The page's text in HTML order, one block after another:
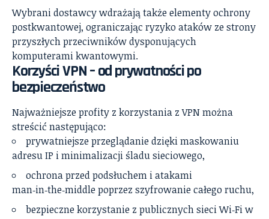
Wybrani dostawcy wdrażają także elementy ochrony
postkwantowej, ograniczając ryzyko ataków ze strony
przyszłych przeciwników dysponujących
komputerami kwantowymi.
Korzyści VPN – od prywatności po
bezpieczeństwo
Najważniejsze profity z korzystania z VPN można
streścić następująco:
prywatniejsze przeglądanie dzięki maskowaniu
adresu IP i minimalizacji śladu sieciowego,
ochrona przed podsłuchem i atakami
man‑in‑the‑middle poprzez szyfrowanie całego ruchu,
bezpieczne korzystanie z publicznych sieci Wi‑Fi w